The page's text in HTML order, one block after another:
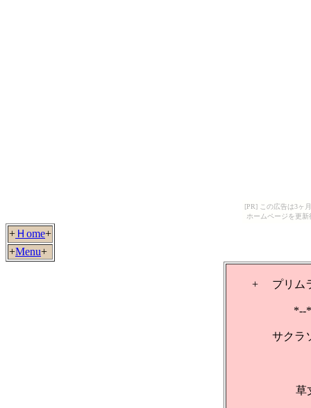
[PR] この広告は3ヶ
ホームページを更
+ Ｈome+
+Menu+
+ プリム
*--
サクラ
草